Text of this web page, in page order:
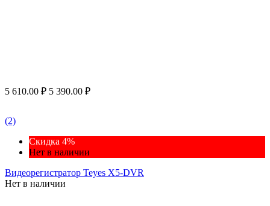
5 610.00 ₽ 5 390.00 ₽
(2)
Скидка 4%
Нет в наличии
Видеорегистратор Teyes X5-DVR
Нет в наличии